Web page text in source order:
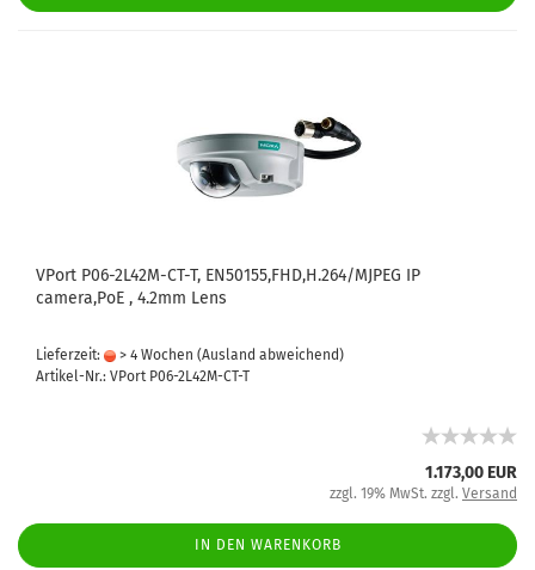
VPort P06-2L42M-CT-T, EN50155,FHD,H.264/MJPEG IP
camera,PoE , 4.2mm Lens
Lieferzeit: > 4 Wochen (Ausland abweichend)
Artikel-Nr.: VPort P06-2L42M-CT-T
1.173,00 EUR
zzgl. 19% MwSt. zzgl. Versand
IN DEN WARENKORB